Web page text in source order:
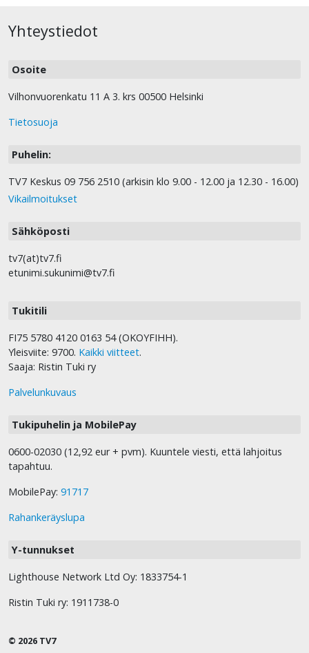
Yhteystiedot
Osoite
Vilhonvuorenkatu 11 A 3. krs 00500 Helsinki
Tietosuoja
Puhelin:
TV7 Keskus 09 756 2510 (arkisin klo 9.00 - 12.00 ja 12.30 - 16.00)
Vikailmoitukset
Sähköposti
tv7(at)tv7.fi
etunimi.sukunimi@tv7.fi
Tukitili
FI75 5780 4120 0163 54 (OKOYFIHH).
Yleisviite: 9700. Kaikki viitteet.
Saaja: Ristin Tuki ry
Palvelunkuvaus
Tukipuhelin ja MobilePay
0600-02030 (12,92 eur + pvm). Kuuntele viesti, että lahjoitus
tapahtuu.
MobilePay: 91717
Rahankeräyslupa
Y-tunnukset
Lighthouse Network Ltd Oy: 1833754-1
Ristin Tuki ry: 1911738-0
© 2026 TV7